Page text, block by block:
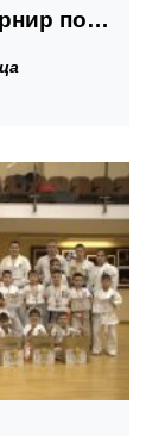
по